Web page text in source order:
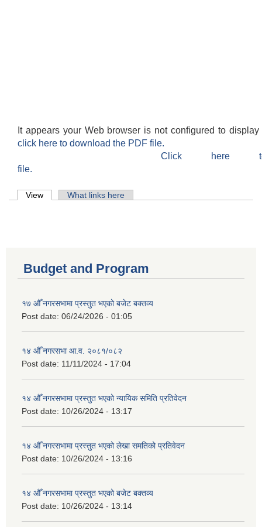
It appears your Web browser is not configured to
click here to download the PDF file.
Click here
file.
Primary tabs
View (active tab)What links here
Budget and Program
१७ औँ नगरसभामा प्रस्तुत भएको बजेट बक्तव्य
Post date: 06/24/2026 - 01:05
१४ औँ नगरसभा आ.व. २०८१/०८२
Post date: 11/11/2024 - 17:04
१४ औँ नगरसभामा प्रस्तुत भएको न्यायिक समिति प्रतिवेदन
Post date: 10/26/2024 - 13:17
१४ औँ नगरसभामा प्रस्तुत भएको लेखा समतिको प्रतिवेदन
Post date: 10/26/2024 - 13:16
१४ औँ नगरसभामा प्रस्तुत भएको बजेट बक्तव्य
Post date: 10/26/2024 - 13:14